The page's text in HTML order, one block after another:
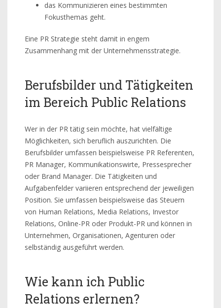
das Kommunizieren eines bestimmten
Fokusthemas geht.
Eine PR Strategie steht damit in engem
Zusammenhang mit der Unternehmensstrategie.
Berufsbilder und Tätigkeiten
im Bereich Public Relations
Wer in der PR tätig sein möchte, hat vielfältige
Möglichkeiten, sich beruflich auszurichten. Die
Berufsbilder umfassen beispielsweise PR Referenten,
PR Manager, Kommunikationswirte, Pressesprecher
oder Brand Manager. Die Tätigkeiten und
Aufgabenfelder variieren entsprechend der jeweiligen
Position. Sie umfassen beispielsweise das Steuern
von Human Relations, Media Relations, Investor
Relations, Online-PR oder Produkt-PR und können in
Unternehmen, Organisationen, Agenturen oder
selbständig ausgeführt werden.
Wie kann ich Public
Relations erlernen?